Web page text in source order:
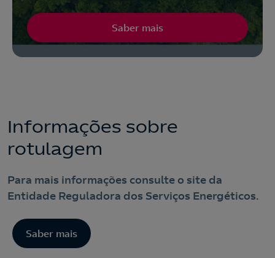
Saber mais
Informações sobre
rotulagem
Para mais informações consulte o site da
Entidade Reguladora dos Serviços Energéticos.
Saber mais